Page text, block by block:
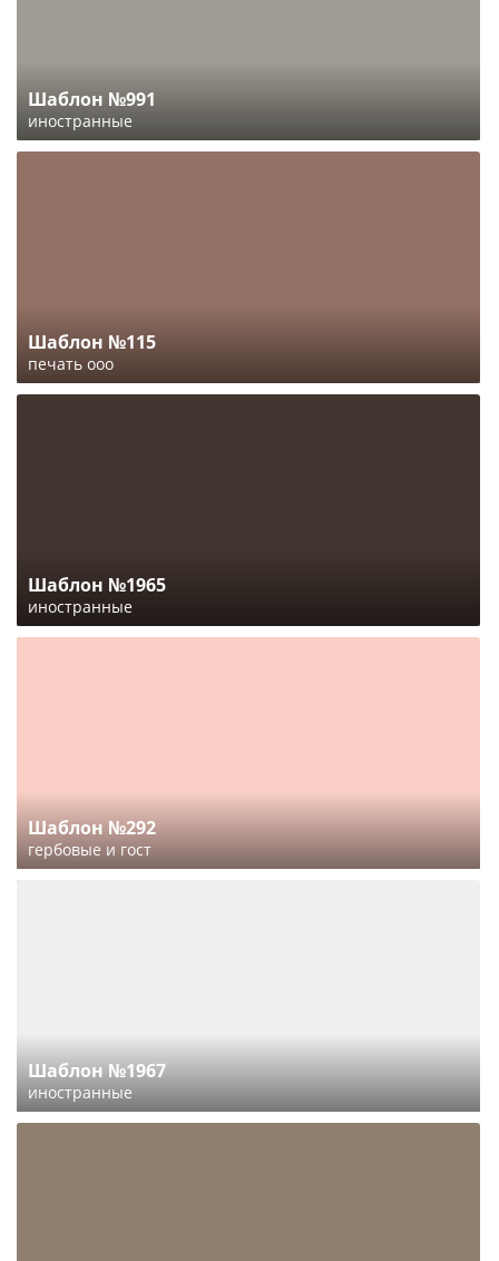
Шаблон №991
иностранные
Шаблон №115
печать ооо
Шаблон №1965
иностранные
Шаблон №292
гербовые и гост
Шаблон №1967
иностранные